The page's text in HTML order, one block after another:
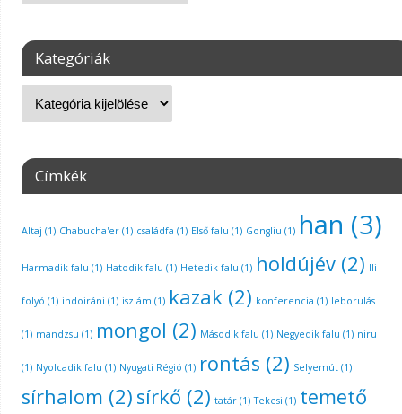
Kategóriák
Címkék
Altaj (1) Chabucha'er(1) családfa (1) Első falu (1) Gongliu (1) han (3)
Harmadik falu (1) Hatodik falu (1) Hetedik falu (1) holdújév(2) Ili
folyó (1) indoiráni (1) iszlám (1) kazak(2) konferencia (1) leborulás
(1) mandzsu (1) mongol (2) Második falu (1) Negyedik falu (1) niru
(1) Nyolcadik falu (1) Nyugati Régió (1) rontás (2) Selyemút(1)
sírhalom (2) sírkő (2) tatár(1) Tekesi (1) temető